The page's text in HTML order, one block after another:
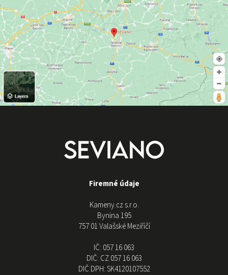
Firemné údaje
Kameny.cz s.r.o.
Bynina 195
757 01 Valašské Meziříčí
IČ: 057 16 063
DIČ: CZ 057 16 063
DIČ DPH:SK4120107552